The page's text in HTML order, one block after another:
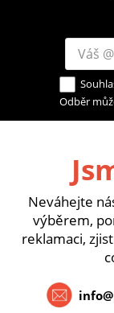
Odběr
Neváhejte
výběrem,
reklamaci,